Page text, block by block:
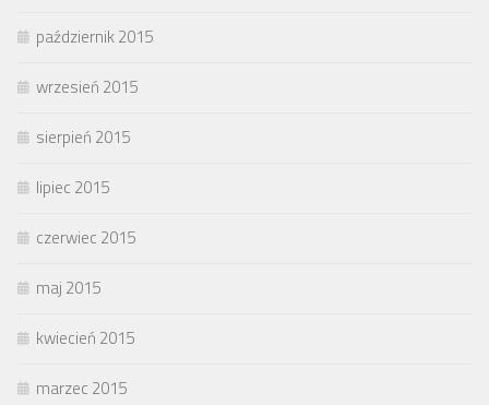
październik 2015
wrzesień 2015
sierpień 2015
lipiec 2015
czerwiec 2015
maj 2015
kwiecień 2015
marzec 2015